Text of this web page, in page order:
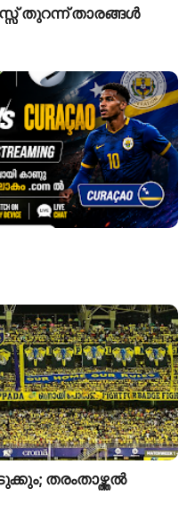
തുറന്ന് താരങ്ങൾ
തരംതാഴ്ത്തൽ